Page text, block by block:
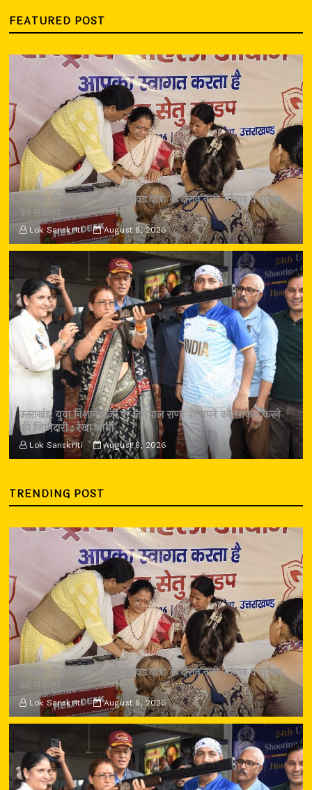
FEATURED POST
‘सम्मान सेतु’ शिविर में गूंजा कांवड़ यात्रा के दौरान नारी सम्मान व सुरक्षा
का संकल्प
Lok Sanskriti August 8, 2026
उत्तराखंड: युवा निशानेबाजों पर जसपाल राणा के सपने को साकार करने
की जिम्मेदारी : रेखा आर्या
Lok Sanskriti August 8, 2026
TRENDING POST
‘सम्मान सेतु’ शिविर में गूंजा कांवड़ यात्रा के दौरान नारी सम्मान व सुरक्षा
का संकल्प
Lok Sanskriti August 8, 2026